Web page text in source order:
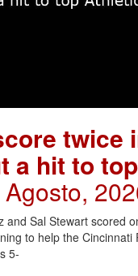
twice
a hit to
and Sal Stewart scored
to help the Cincinnati
5-